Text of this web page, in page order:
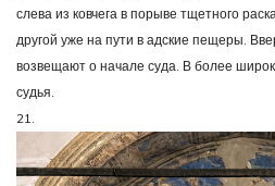
слева из ковчега в порыве тщетного
другой уже на пути в адские пещеры.
возвещают о начале суда. В более
судья.
21.